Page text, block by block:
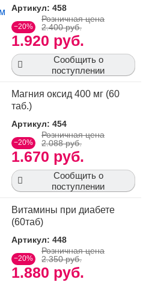
Артикул: 458
−20%
1.920 руб.
Розничная цена
2.400 руб.
Сообщить о
поступлении
Магния оксид 400 мг (60
таб.)
Артикул: 454
−20%
1.670 руб.
Розничная цена
2.088 руб.
Сообщить о
поступлении
Витамины при диабете
(60таб)
Артикул: 448
−20%
1.880 руб.
Розничная цена
2.350 руб.